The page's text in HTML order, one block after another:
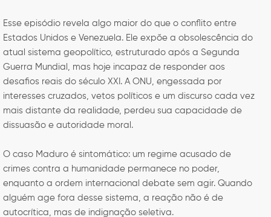
Esse episódio revela algo maior do que o conflito entre
Estados Unidos e Venezuela. Ele expõe a obsolescência do
atual sistema geopolítico, estruturado após a Segunda
Guerra Mundial, mas hoje incapaz de responder aos
desafios reais do século XXI. A ONU, engessada por
interesses cruzados, vetos políticos e um discurso cada vez
mais distante da realidade, perdeu sua capacidade de
dissuasão e autoridade moral.
O caso Maduro é sintomático: um regime acusado de
crimes contra a humanidade permanece no poder,
enquanto a ordem internacional debate sem agir. Quando
alguém age fora desse sistema, a reação não é de
autocrítica, mas de indignação seletiva.